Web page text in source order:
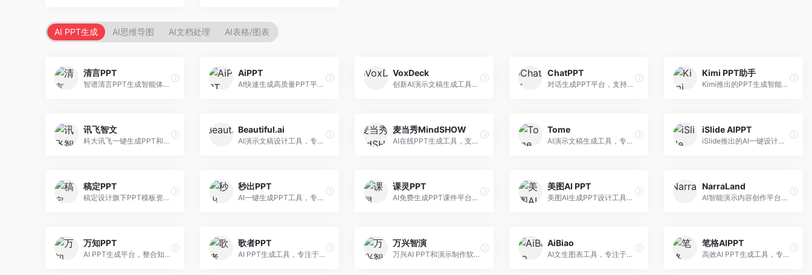
AI PPT生成 AI思维导图 AI文档处理 AI表格/图表
清言PPT
智谱清言PPT生成智能体，基于GLM大模型。面向智谱用户，支持对话生成PPT、内容优化等服务，与智谱生态深度整合。
AiPPT
AI快速生成高质量PPT平台，支持主题定制。面向职场人士和学生，提供一键生成、模板选择、内容优化等服务，PPT制作速度快，设计质量高。
VoxDeck
创新AI演示文稿生成工具，支持语音交互创作。面向职场人士，支持语音输入、PPT生成、内容优化等功能，语音创作体验便捷。
ChatPPT
对话生成PPT平台，支持自然语言交互创作。面向职场人士和教育工作者，通过对话方式完成PPT制作，交互体验友好，创作过程直观。
Kimi PPT助手
Kimi推出的PPT生成智能体，整合长文本处理能力。面向职场人士和学生，支持文档解析、PPT生成、内容优化等服务，与Kimi生态深度整合。
讯飞智文
科大讯飞一键生成PPT和Word工具，整合语音技术。面向职场人士，支持语音输入、文档生成、格式调整等功能，办公效率显著提升。
Beautiful.ai
AI演示文稿设计工具，专注于自动化设计排版。面向职场人士，提供智能排版、模板选择、设计优化等服务，设计美观度高。
麦当秀MindSHOW
AI在线PPT生成工具，支持思维导图转PPT。面向职场人士，提供思维导图导入、PPT生成、模板选择等服务，思维导图转PPT效率高。
Tome
AI演示文稿生成工具，专注于故事化演示创作。面向创业者和营销人员，提供故事叙述、视觉设计、内容生成等服务，演示文稿叙事性强。
iSlide AIPPT
iSlide推出的AI一键设计精美PPT工具。面向PPT设计用户，提供模板库、内容生成、设计优化等服务，与iSlide插件深度整合。
稿定PPT
稿定设计旗下PPT模板资源库，整合AI生成功能。面向设计师和职场人士，提供海量PPT模板、AI内容生成等服务，模板质量高。
秒出PPT
AI一键生成PPT工具，专注于快速演示文稿制作。面向职场人士，支持主题输入、内容生成、模板套用等功能，PPT生成速度快，适合紧急制作场景。
课灵PPT
AI免费生成PPT课件平台，专注于教育场景。面向教师和教育工作者，提供课件生成、教学设计、模板选择等服务，教育适配性强。
美图AI PPT
美图AI生成PPT设计工具，整合图像处理能力。面向设计师和职场人士，提供PPT生成、图片美化、设计优化等服务，视觉设计美观。
NarraLand
AI智能演示内容创作平台，专注于叙事演示。面向内容创作者，提供故事创作、演示生成、动画设计等服务，演示内容生动有趣。
万知PPT
AI PPT生成平台，整合知识库与创作功能。面向职场人士，支持内容检索、PPT生成、设计优化等服务，知识整合能力强。
歌者PPT
AI PPT生成工具，专注于演示文稿智能创作。面向职场人士，支持主题输入、内容生成、设计美化等功能，PPT制作效率高。
万兴智演
万兴AI PPT和演示制作软件，整合视频演示功能。面向职场人士和教育工作者，提供PPT生成、演示录制、视频制作等服务，演示功能完善。
AiBiao
AI文生图表工具，专注于数据可视化展示。面向数据分析师和职场人士，提供图表生成、数据可视化、PPT嵌入等服务，数据展示专业。
笔格AIPPT
高效AI PPT生成工具，专注于演示文稿智能创作。面向职场人士，支持主题输入、内容生成、设计美化等功能，PPT制作效率高。